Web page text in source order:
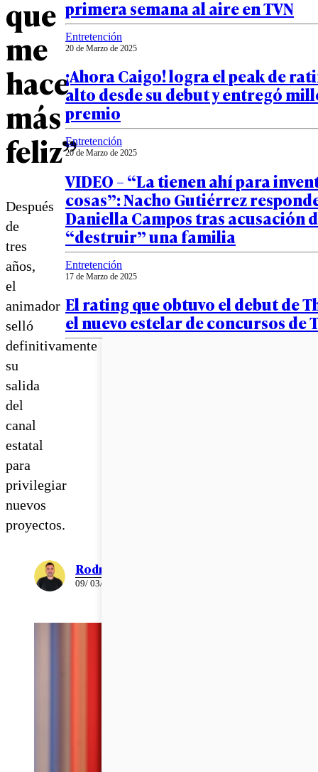
que
me
hace
más
feliz”
Después
de
tres
años,
el
animador
selló
definitivamente
su
salida
del
canal
estatal
para
privilegiar
nuevos
proyectos.
Rodrigo León
09/ 03/ 2021
primera semana al aire en TVN
Entretención
20 de Marzo de 2025
¡Ahora Caigo! logra el peak de
alto desde su debut y entregó
premio
Entretención
20 de Marzo de 2025
VIDEO – “La tienen ahí para
cosas”: Nacho Gutiérrez
Daniella Campos tras acusación
“destruir” una familia
Entretención
17 de Marzo de 2025
El rating que obtuvo el debut de
el nuevo estelar de concursos de